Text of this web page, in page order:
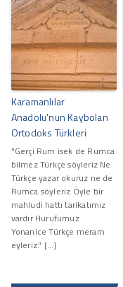
Karamanlılar
Anadolu’nun Kaybolan
Ortodoks Türkleri
"Gerçi Rum isek de Rumca
bilmez Türkçe söyleriz Ne
Türkçe yazar okuruz ne de
Rumca söyleriz Öyle bir
mahludi hattı tarikatımız
vardır Hurufumuz
Yonanice Türkçe meram
eyleriz." […]